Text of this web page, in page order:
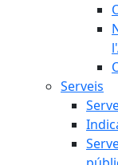
Serveis